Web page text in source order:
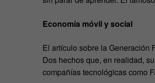
Economía móvil y social
El artículo sobre la Generación
Dos hechos que, en realidad,
compañías tecnológicas como